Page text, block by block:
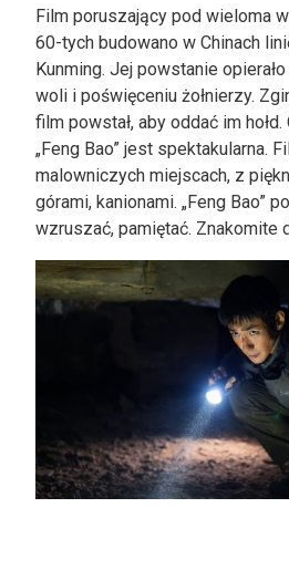
Film poruszający pod wieloma
60-tych budowano w Chinach
Kunming. Jej powstanie
woli i poświęceniu żołnierzy.
film powstał, aby oddać im
„Feng Bao” jest spektakularna.
malowniczych miejscach, z
górami, kanionami. „Feng Bao”
wzruszać, pamiętać. Znakomite